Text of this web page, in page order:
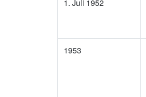
1. Juli 1952
1953